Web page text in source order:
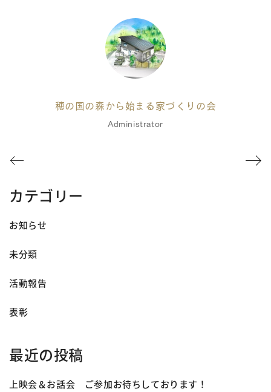
穂の国の森から始まる家づくりの会
Administrator
カテゴリー
お知らせ
未分類
活動報告
表彰
最近の投稿
上映会＆お話会 ご参加お待ちしております！